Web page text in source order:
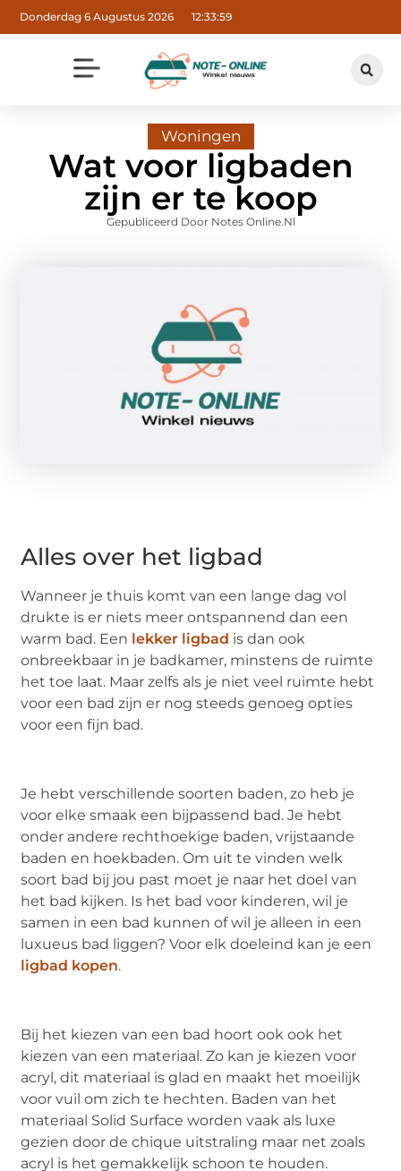
Donderdag 6 Augustus 2026 12:33:59
Woningen
Wat voor ligbaden
zijn er te koop
Gepubliceerd Door Notes Online.nl
Alles over het ligbad
Wanneer je thuis komt van een lange dag vol
drukte is er niets meer ontspannend dan een
warm bad. Een lekker ligbad is dan ook
onbreekbaar in je badkamer, minstens de ruimte
het toe laat. Maar zelfs als je niet veel ruimte hebt
voor een bad zijn er nog steeds genoeg opties
voor een fijn bad.
Je hebt verschillende soorten baden, zo heb je
voor elke smaak een bijpassend bad. Je hebt
onder andere rechthoekige baden, vrijstaande
baden en hoekbaden. Om uit te vinden welk
soort bad bij jou past moet je naar het doel van
het bad kijken. Is het bad voor kinderen, wil je
samen in een bad kunnen of wil je alleen in een
luxueus bad liggen? Voor elk doeleind kan je een
ligbad kopen.
Bij het kiezen van een bad hoort ook ook het
kiezen van een materiaal. Zo kan je kiezen voor
acryl, dit materiaal is glad en maakt het moeilijk
voor vuil om zich te hechten. Baden van het
materiaal Solid Surface worden vaak als luxe
gezien door de chique uitstraling maar net zoals
acryl is het gemakkelijk schoon te houden.